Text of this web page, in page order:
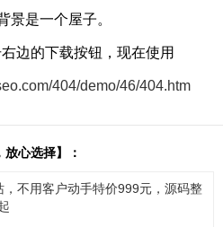
景是一个屋子。
边的下载按钮，现在使用
404/demo/46/404.htm
心选择】：
，不用客户动手特价999元，源码整